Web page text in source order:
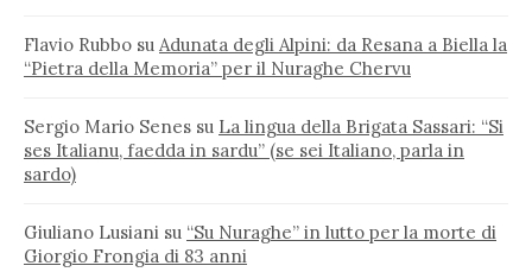
Flavio Rubbo su Adunata degli Alpini: da Resana a Biella la
“Pietra della Memoria” per il Nuraghe Chervu
Sergio Mario Senes su La lingua della Brigata Sassari: “Si
ses Italianu, faedda in sardu” (se sei Italiano, parla in
sardo)
Giuliano Lusiani su “Su Nuraghe” in lutto per la morte di
Giorgio Frongia di 83 anni